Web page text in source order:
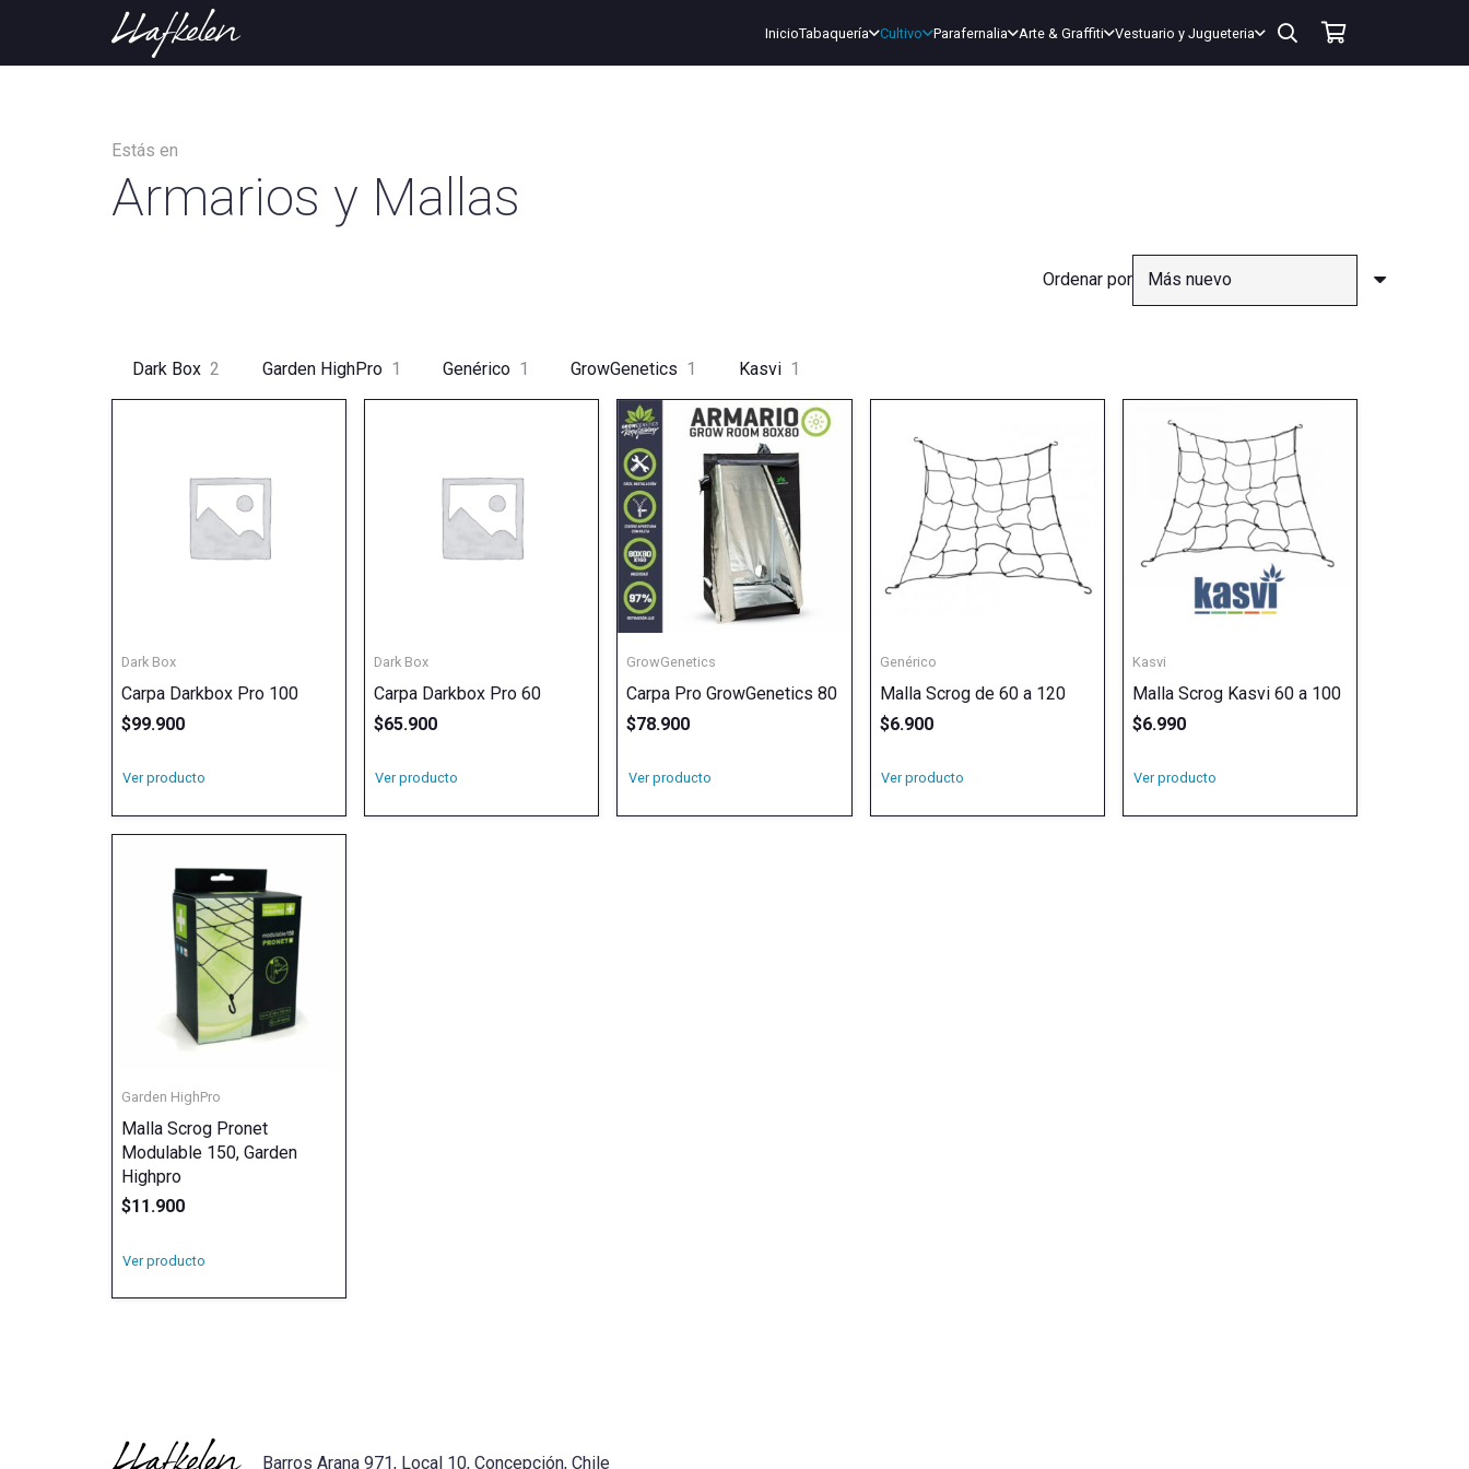
InicioTabaquería Cultivo Parafernalia Arte & Graffiti Vestuario y Jugueteria
Estás en
Armarios y Mallas
Ordenar por
Dark Box 2 Garden HighPro 1 Genérico 1 GrowGenetics 1 Kasvi 1
Dark Box
Carpa Darkbox Pro 100
$99.900
Ver producto
Dark Box
Carpa Darkbox Pro 60
$65.900
Ver producto
GrowGenetics
Carpa Pro GrowGenetics 80
$78.900
Ver producto
Genérico
Malla Scrog de 60 a 120
$6.900
Ver producto
Kasvi
Malla Scrog Kasvi 60 a 100
$6.990
Ver producto
Garden HighPro
Malla Scrog Pronet
Modulable 150, Garden
Highpro
$11.900
Ver producto
Barros Arana 971, Local 10, Concepción, Chile